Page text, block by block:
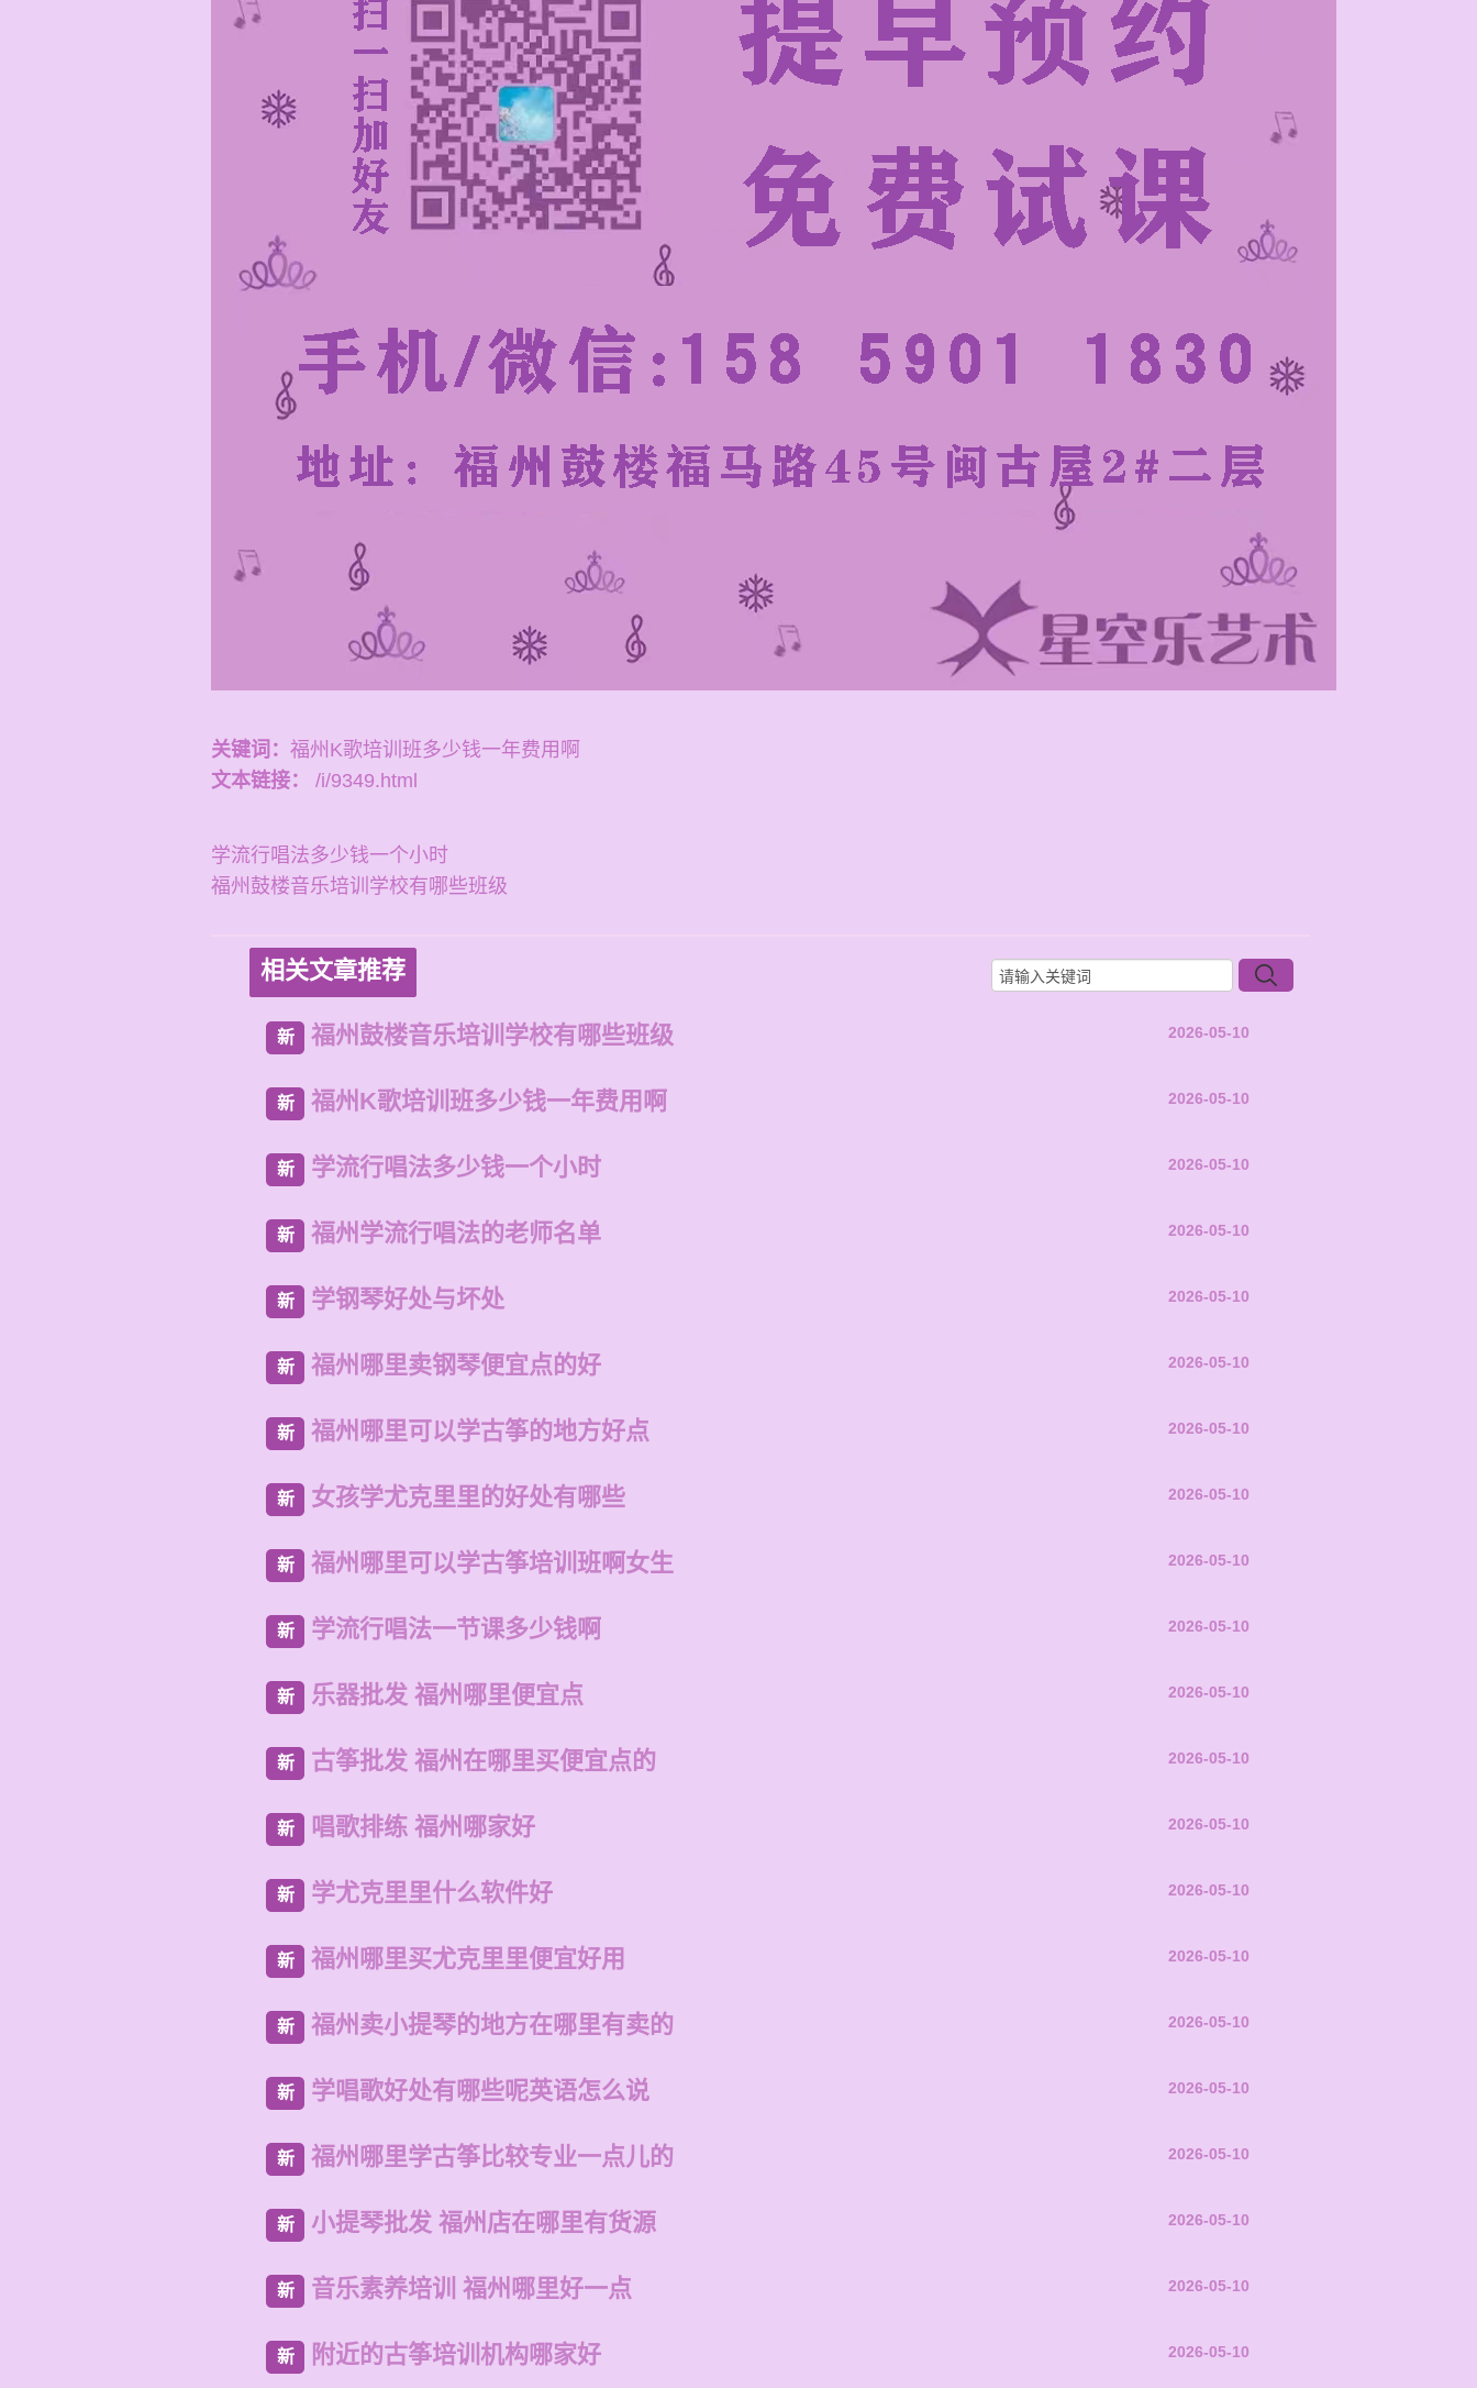
关键词： 福州K歌培训班多少钱一年费用啊
文本链接：
/i/9349.html
学流行唱法多少钱一个小时
福州鼓楼音乐培训学校有哪些班级
相关文章推荐
新 福州鼓楼音乐培训学校有哪些班级 2026-05-10
新 福州K歌培训班多少钱一年费用啊 2026-05-10
新 学流行唱法多少钱一个小时 2026-05-10
新 福州学流行唱法的老师名单 2026-05-10
新 学钢琴好处与坏处 2026-05-10
新 福州哪里卖钢琴便宜点的好 2026-05-10
新 福州哪里可以学古筝的地方好点 2026-05-10
新 女孩学尤克里里的好处有哪些 2026-05-10
新 福州哪里可以学古筝培训班啊女生 2026-05-10
新 学流行唱法一节课多少钱啊 2026-05-10
新 乐器批发 福州哪里便宜点 2026-05-10
新 古筝批发 福州在哪里买便宜点的 2026-05-10
新 唱歌排练 福州哪家好 2026-05-10
新 学尤克里里什么软件好 2026-05-10
新 福州哪里买尤克里里便宜好用 2026-05-10
新 福州卖小提琴的地方在哪里有卖的 2026-05-10
新 学唱歌好处有哪些呢英语怎么说 2026-05-10
新 福州哪里学古筝比较专业一点儿的 2026-05-10
新 小提琴批发 福州店在哪里有货源 2026-05-10
新 音乐素养培训 福州哪里好一点 2026-05-10
新 附近的古筝培训机构哪家好 2026-05-10